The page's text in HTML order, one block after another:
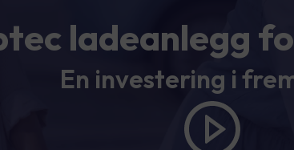
ladeanlegg
En investering i